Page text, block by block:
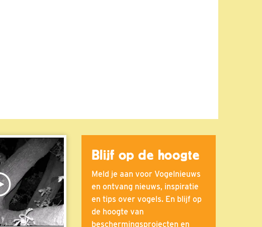
Blijf op de hoogte
Meld je aan voor Vogelnieuws
en ontvang nieuws, inspiratie
en tips over vogels. En blijf op
de hoogte van
beschermingsprojecten en